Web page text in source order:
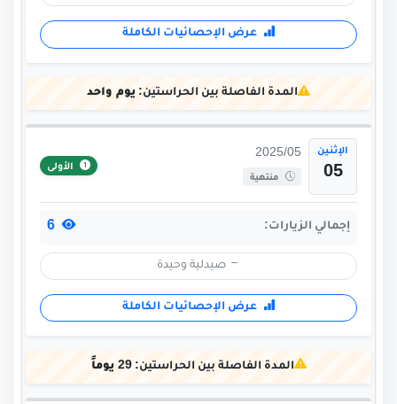
عرض الإحصائيات الكاملة
المدة الفاصلة بين الحراستين: يوم واحد
الإثنين
05
2025/05
منتهية
الأولى
إجمالي الزيارات:
صيدلية وحيدة
عرض الإحصائيات الكاملة
المدة الفاصلة بين الحراستين:29 يوماً